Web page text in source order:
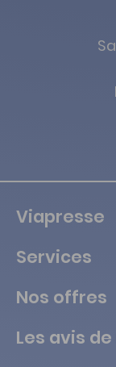
Viapresse
Services
Nos offres
Les avis